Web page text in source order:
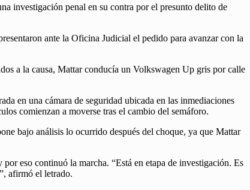
investigación penal en su contra por el presunto delito de
ante la Oficina Judicial el pedido para avanzar con la
a la causa, Mattar conducía un Volkswagen Up gris por calle
en una cámara de seguridad ubicada en las inmediaciones
comienzan a moverse tras el cambio del semáforo.
bajo análisis lo ocurrido después del choque, ya que Mattar
eso continuó la marcha. “Está en etapa de investigación. Es
afirmó el letrado.